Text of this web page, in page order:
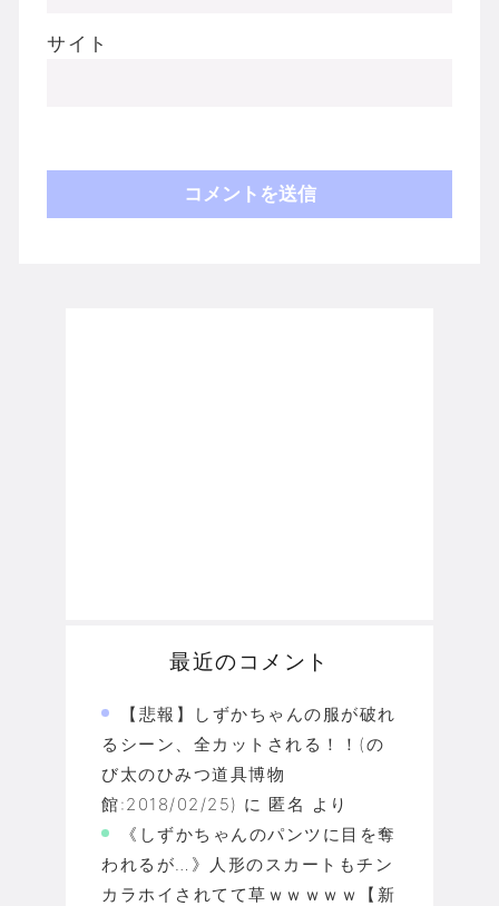
サイト
最近のコメント
【悲報】しずかちゃんの服が破れ
るシーン、全カットされる！！(の
び太のひみつ道具博物
館:2018/02/25) に 匿名 より
《しずかちゃんのパンツに目を奪
われるが…》人形のスカートもチン
カラホイされてて草ｗｗｗｗｗ【新